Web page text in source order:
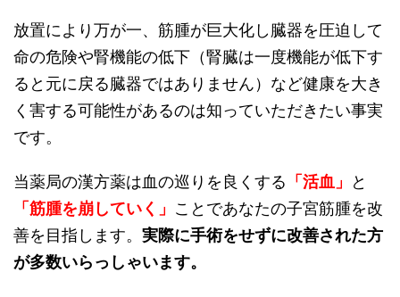
放置により万が一、筋腫が巨大化し臓器を圧迫して
命の危険や腎機能の低下（腎臓は一度機能が低下す
ると元に戻る臓器ではありません）など健康を大き
く害する可能性があるのは知っていただきたい事実
です。
当薬局の漢方薬は血の巡りを良くする 「活血」
と
「筋腫を崩していく」 ことであなたの子宮筋腫を改
善を目指します。 実際に手術をせずに改善された方
が多数いらっしゃいます。